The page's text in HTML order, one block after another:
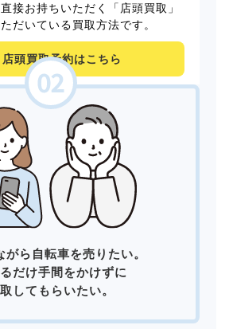
接お持ちいただく「店頭買取」
だいている買取方法です。
店頭買取予約はこちら
がら自転車を売りたい。
だけ手間をかけずに
してもらいたい。